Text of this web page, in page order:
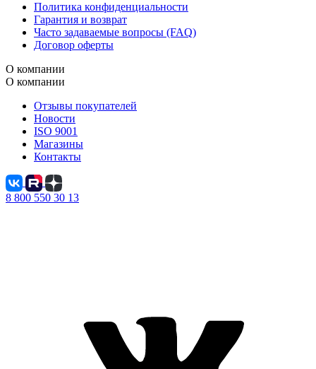
Политика конфиденциальности
Гарантия и возврат
Часто задаваемые вопросы (FAQ)
Договор оферты
О компании
О компании
Отзывы покупателей
Новости
ISO 9001
Магазины
Контакты
8 800 550 30 13